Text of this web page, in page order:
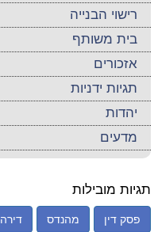
רישוי הבנייה
בית משותף
אזכורים
תגיות ידניות
יהדות
מדעים
תגיות מובילות
פסק דין מהנדס דירה